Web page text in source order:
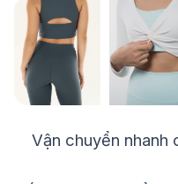
Vận chuyển nhanh